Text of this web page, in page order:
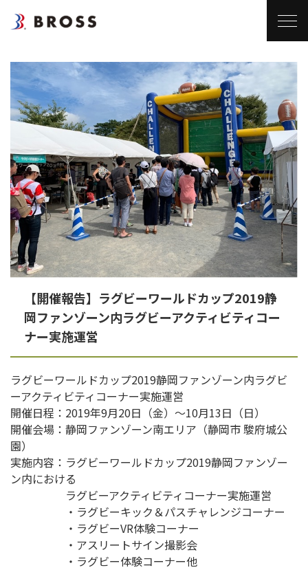
【開催報告】ラグビーワールドカップ2019静
岡ファンゾーン内ラグビーアクティビティコー
ナー実施運営
ラグビーワールドカップ2019静岡ファンゾーン内ラグビ
ーアクティビティコーナー実施運営
開催日程：2019年9月20日（金）〜10月13日（日）
開催会場：静岡ファンゾーン南エリア（静岡市 駿府城公
園）
実施内容：ラグビーワールドカップ2019静岡ファンゾー
ン内における
ラグビーアクティビティコーナー実施運営
・ラグビーキック＆パスチャレンジコーナー
・ラグビーVR体験コーナー
・アスリートサイン撮影会
・ラグビー体験コーナー他